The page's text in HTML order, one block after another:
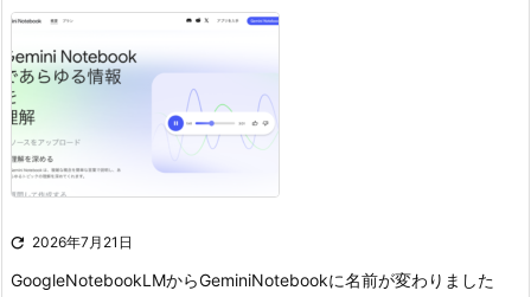
 2026年7月21日
GoogleNotebookLMからGeminiNotebookに名前が変わりました